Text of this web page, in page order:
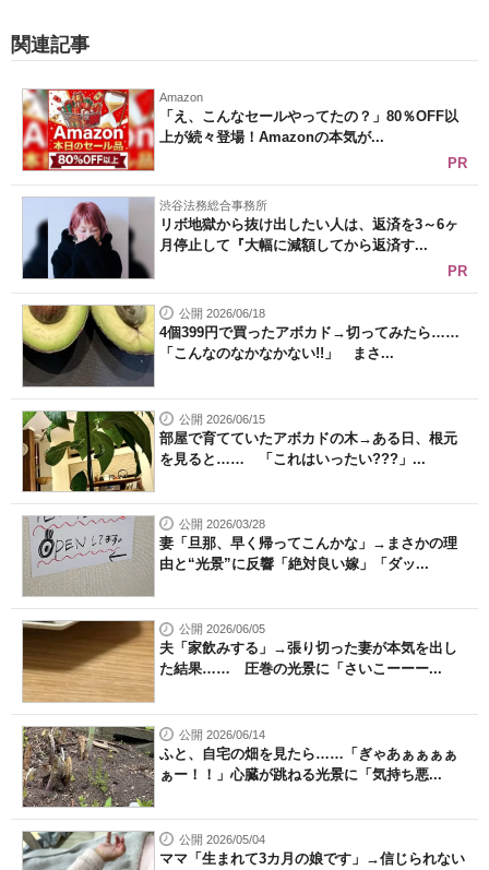
関連記事
Amazon
「え、こんなセールやってたの？」80％OFF以
上が続々登場！Amazonの本気が...
PR
渋谷法務総合事務所
リボ地獄から抜け出したい人は、返済を3～6ヶ
月停止して『大幅に減額してから返済す...
PR
公開 2026/06/18
4個399円で買ったアボカド→切ってみたら……
「こんなのなかなかない!!」 まさ...
公開 2026/06/15
部屋で育てていたアボカドの木→ある日、根元
を見ると…… 「これはいったい???」...
公開 2026/03/28
妻「旦那、早く帰ってこんかな」→まさかの理
由と“光景”に反響「絶対良い嫁」「ダッ...
公開 2026/06/05
夫「家飲みする」→張り切った妻が本気を出し
た結果…… 圧巻の光景に「さいこーーー...
公開 2026/06/14
ふと、自宅の畑を見たら……「ぎゃあぁぁぁぁ
ぁー！！」心臓が跳ねる光景に「気持ち悪...
公開 2026/05/04
ママ「生まれて3カ月の娘です」→信じられない